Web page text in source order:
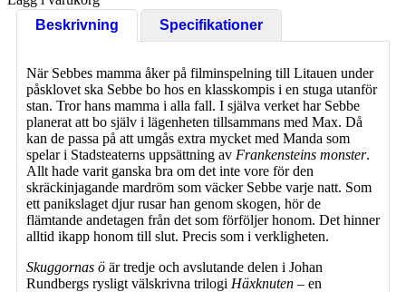
Beskrivning
Specifikationer
När Sebbes mamma åker på filminspelning till Litauen under
påsklovet ska Sebbe bo hos en klasskompis i en stuga utanför
stan. Tror hans mamma i alla fall. I själva verket har Sebbe
planerat att bo själv i lägenheten tillsammans med Max. Då
kan de passa på att umgås extra mycket med Manda som
spelar i Stadsteaterns uppsättning av Frankensteins monster.
Allt hade varit ganska bra om det inte vore för den
skräckinjagande mardröm som väcker Sebbe varje natt. Som
ett panikslaget djur rusar han genom skogen, hör de
flämtande andetagen från det som förföljer honom. Det hinner
alltid ikapp honom till slut. Precis som i verkligheten.
Skuggornas ö är tredje och avslutande delen i Johan
Rundbergs rysligt välskrivna trilogi Häxknuten – en